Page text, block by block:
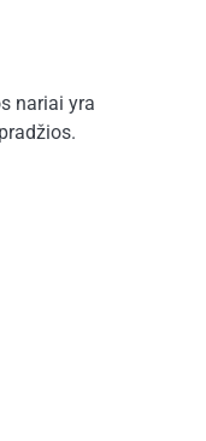
nariai yra